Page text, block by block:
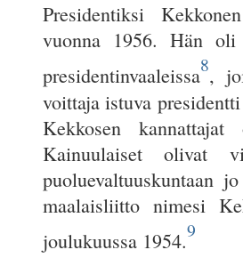
Presidentiksi
vuonna 1956. Hän oli
presidentinvaaleissa8,
voittaja istuva
Kekkosen
Kainuulaiset olivat
puoluevaltuuskuntaan
maalaisliitto nimesi
joulukuussa 1954.9